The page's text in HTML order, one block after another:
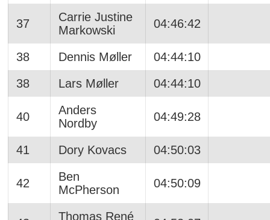
37
Carrie Justine
Markowski
04:46:42
38 Dennis Møller
04:44:10
38
Lars Møller 04:44:10
40
Anders
Nordby
04:49:28
41 Dory Kovacs 04:50:03
42
Ben
McPherson
04:50:09
Thomas René